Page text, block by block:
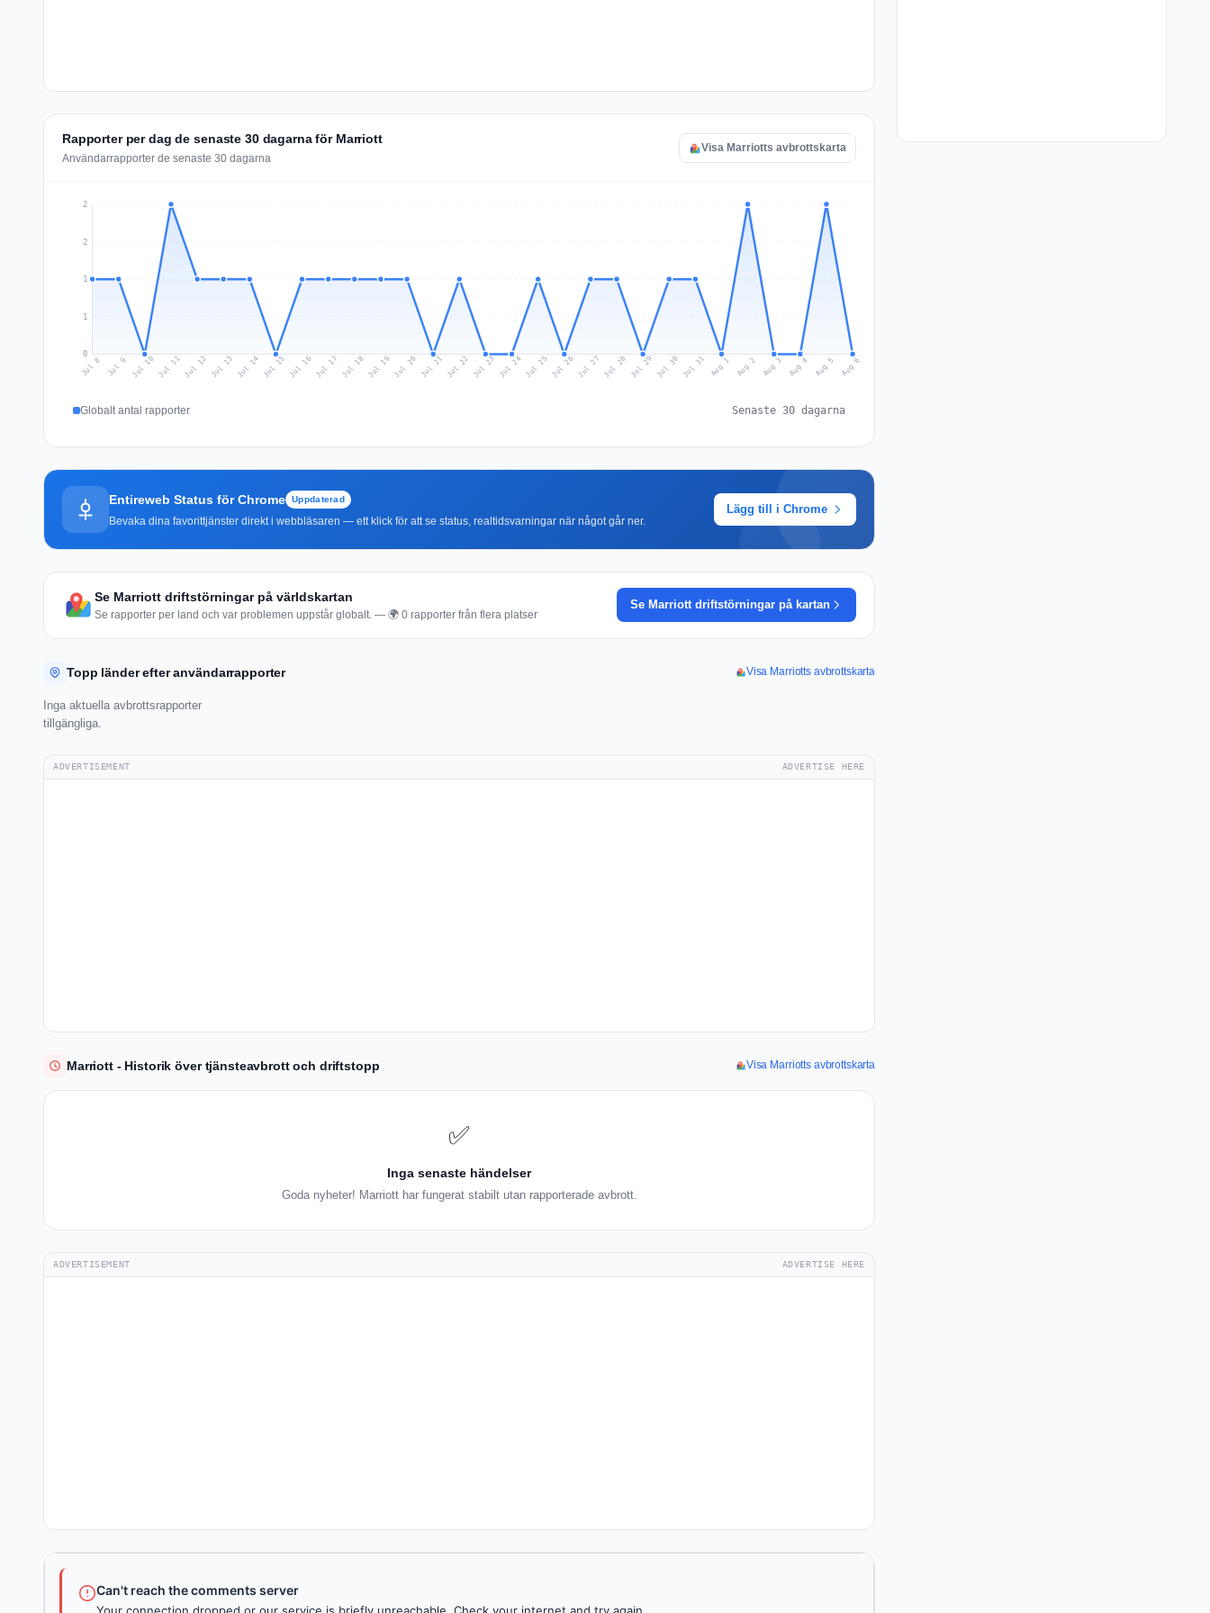
Rapporter per dag de senaste 30 dagarna för Marriott
Användarrapporter de senaste 30 dagarna
Visa Marriotts avbrottskarta
0
1
1
2
2
Jul 8 Jul 9 Jul 10 Jul 11Jul 12 Jul 13 Jul 14 Jul 15 Jul 16Jul 17 Jul 18Jul 19 Jul 20 Jul 21 Jul 22 Jul 23 Jul 24Jul 25 Jul 26Jul 27 Jul 28 Jul 29 Jul 30 Jul 31 Aug 1 Aug 2 Aug 3 Aug 4 Aug 5 Aug 6
Globalt antal rapporter Senaste 30 dagarna
Entireweb Status för Chrome Uppdaterad
Bevaka dina favorittjänster direkt i webbläsaren — ett klick för att se status, realtidsvarningar när något går ner.
Lägg till i Chrome
Se Marriott driftstörningar på världskartan
Se rapporter per land och var problemen uppstår globalt. — 🌍 0 rapporter från flera platser
Se Marriott driftstörningar på kartan
Topp länder efter användarrapporter Visa Marriotts avbrottskarta
Inga aktuella avbrottsrapporter
tillgängliga.
ADVERTISEMENT ADVERTISE HERE
Marriott - Historik över tjänsteavbrott och driftstopp Visa Marriotts avbrottskarta
✅
Inga senaste händelser
Goda nyheter! Marriott har fungerat stabilt utan rapporterade avbrott.
ADVERTISEMENT ADVERTISE HERE
Can't reach the comments server
Your connection dropped or our service is briefly unreachable. Check your internet and try again.